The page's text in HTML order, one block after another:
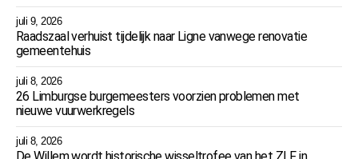
juli 9, 2026
Raadszaal verhuist tijdelijk naar Ligne vanwege renovatie
gemeentehuis
juli 8, 2026
26 Limburgse burgemeesters voorzien problemen met
nieuwe vuurwerkregels
juli 8, 2026